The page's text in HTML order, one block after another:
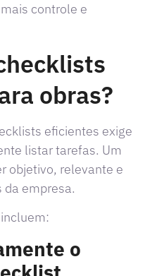
controle e
obras?
eficientes exige
listar tarefas. Um
objetivo, relevante e
da empresa.
o